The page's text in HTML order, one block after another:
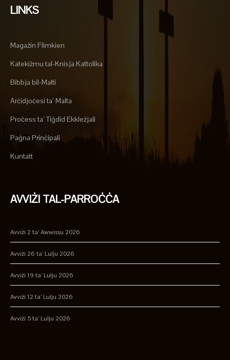
LINKS
Magażin Flimkien
Katekiżmu tal-Knisja Kattolika
Bibbja bil-Malti
Arċidjoċesi ta’ Malta
Proċess ta’ Tiġdid Ekkleżjali
Paġna Prinċipali
Kuntatt
AVVIŻI TAL-PARROĊĊA
Avviżi 2 ta’ Awwissu 2026
Avviżi 26 ta’ Lulju 2026
Avviżi 19 ta’ Lulju 2026
Avviżi 12 ta’ Lulju 2026
Avviżi 5 ta’ Lulju 2026